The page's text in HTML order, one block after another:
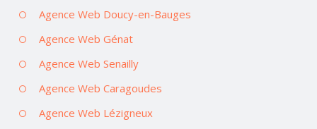
Agence Web Doucy-en-Bauges
Agence Web Génat
Agence Web Senailly
Agence Web Caragoudes
Agence Web Lézigneux